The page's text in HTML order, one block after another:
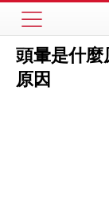
頭暈是什麼
原因